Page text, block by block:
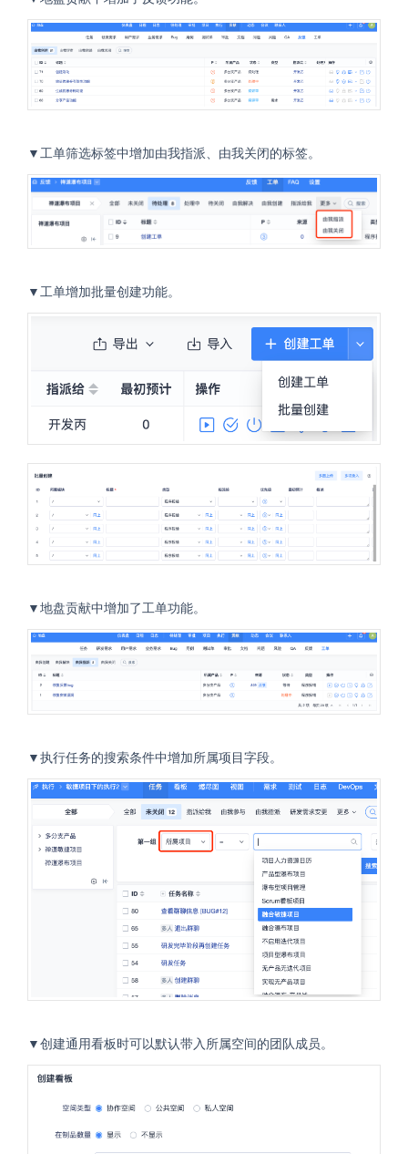
▼工单筛选标签中增加由我指派、由我关闭的标签。
▼工单增加批量创建功能。
▼地盘贡献中增加了工单功能。
▼执行任务的搜索条件中增加所属项目字段。
▼创建通用看板时可以默认带入所属空间的团队成员。